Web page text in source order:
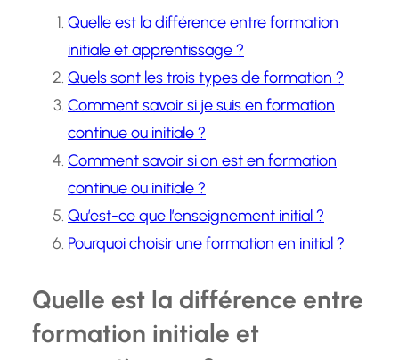
Quelle est la différence entre formation
initiale et apprentissage ?
Quels sont les trois types de formation ?
Comment savoir si je suis en formation
continue ou initiale ?
Comment savoir si on est en formation
continue ou initiale ?
Qu’est-ce que l’enseignement initial ?
Pourquoi choisir une formation en initial ?
Quelle est la différence entre
formation initiale et